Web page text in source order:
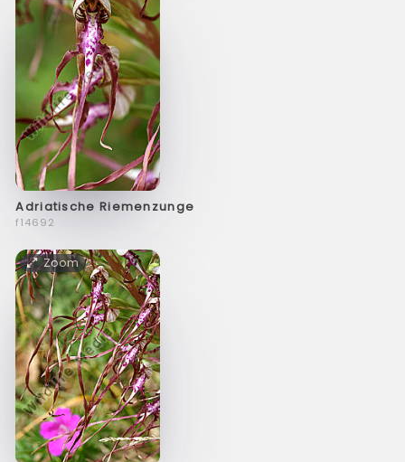
Adriatische Riemenzunge
f14692
Zoom